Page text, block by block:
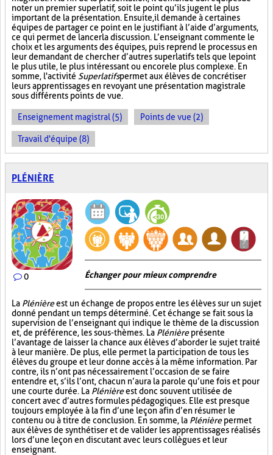
noter un premier superlatif, soit le point qu’ils jugent le plus
important de la présentation. Ensuite, il demande à certaines
équipes de partager ce point en le justifiant à l’aide d’arguments,
ce qui permet de lancer la discussion. L’enseignant commente le
choix et les arguments des équipes, puis reprend le processus en
leur demandant de chercher d’autres superlatifs tels que le point
le plus utile, le plus intéressant ou encore le plus complexe. En
somme, l'activité Superlatifspermet aux élèves de concrétiser
leurs apprentissages en revoyant une présentation magistrale
sous différents points de vue.
Enseignement magistral (5) Points de vue (2)
Travail d'équipe (8)
PLÉNIÈRE
0 Échanger pour mieux comprendre
La Plénièreest un échange de propos entre les élèves sur un sujet
donné pendant un temps déterminé. Cet échange se fait sous la
supervision de l’enseignant qui indique le thème de la discussion
et, de préférence, les sous-thèmes. La Plénièreprésente
l’avantage de laisser la chance aux élèves d’aborder le sujet traité
à leur manière. De plus, elle permet la participation de tous les
élèves du groupe et leur donne accès à la même information. Par
contre, ils n’ont pas nécessairement l’occasion de se faire
entendre et, s’ils l’ont, chacun n’aura la parole qu’une fois et pour
une courte durée. La Plénièreest donc souvent utilisée de
concert avec d’autres formules pédagogiques. Elle est presque
toujours employée à la fin d’une leçon afin d’en résumer le
contenu ou à titre de conclusion. En somme, la Plénièrepermet
aux élèves de synthétiser et de valider les apprentissages réalisés
lors d’une leçon en discutant avec leurs collègues et leur
enseignant.